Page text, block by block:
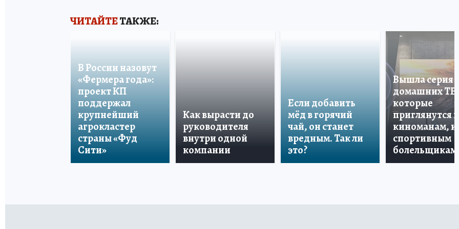
ЧИТАЙТЕТАКЖЕ:
В России назовут
«Фермера года»:
проект КП
поддержал
крупнейший
агрокластер
страны «Фуд
Сити»
Как вырасти до
руководителя
внутри одной
компании
Если добавить
мёд в горячий
чай, он станет
вредным. Так ли
это?
Вышла серия
домашних ТВ,
которые
приглянутся и
киноманам, и
спортивным
болельщикам